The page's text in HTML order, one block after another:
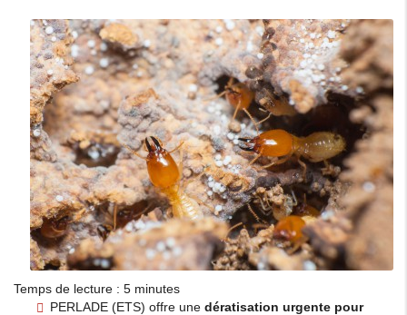
Temps de lecture : 5 minutes
PERLADE (ETS) offre une dératisation urgente pour